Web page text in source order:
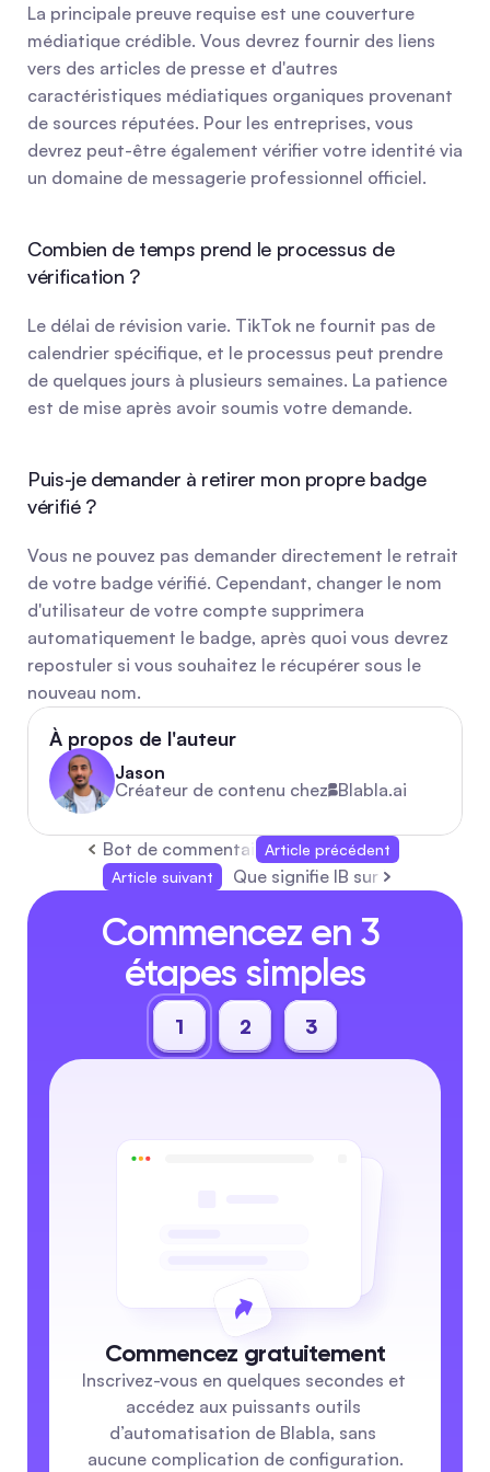
La principale preuve requise est une couverture
médiatique crédible. Vous devrez fournir des liens
vers des articles de presse et d'autres
caractéristiques médiatiques organiques provenant
de sources réputées. Pour les entreprises, vous
devrez peut-être également vérifier votre identité via
un domaine de messagerie professionnel officiel.
Combien de temps prend le processus de
vérification ?
Le délai de révision varie. TikTok ne fournit pas de
calendrier spécifique, et le processus peut prendre
de quelques jours à plusieurs semaines. La patience
est de mise après avoir soumis votre demande.
Puis-je demander à retirer mon propre badge
vérifié ?
Vous ne pouvez pas demander directement le retrait
de votre badge vérifié. Cependant, changer le nom
d'utilisateur de votre compte supprimera
automatiquement le badge, après quoi vous devrez
repostuler si vous souhaitez le récupérer sous le
nouveau nom.
À propos de l'auteur
Jason
Créateur de contenu chez Blabla.ai
Bot de commentaires automatiques
Article précédent
Article suivant
Que signifie IB sur TikTok :
Commencez en 3
étapes simples
1 2 3
Commencez gratuitement
Inscrivez-vous en quelques secondes et
accédez aux puissants outils
d’automatisation de Blabla, sans
aucune complication de configuration.